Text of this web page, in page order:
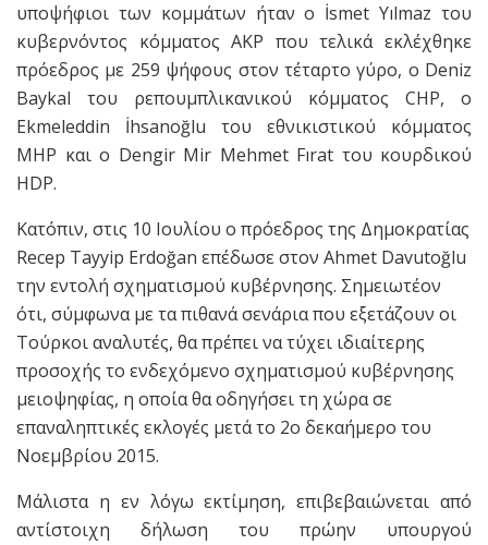
υποψήφιοι των κομμάτων ήταν ο İsmet Yılmaz του
κυβερνόντος κόμματος AKΡ που τελικά εκλέχθηκε
πρόεδρος με 259 ψήφους στον τέταρτο γύρο, ο Deniz
Baykal του ρεπουμπλικανικού κόμματος CHP, ο
Ekmeleddin İhsanoğlu του εθνικιστικού κόμματος
ΜΗΡ και ο Dengir Mir Mehmet Fırat του κουρδικού
HDP.
Κατόπιν, στις 10 Ιουλίου ο πρόεδρος της Δημοκρατίας
Recep Tayyip Erdoğan επέδωσε στον Ahmet Davutoğlu
την εντολή σχηματισμού κυβέρνησης. Σημειωτέον
ότι, σύμφωνα με τα πιθανά σενάρια που εξετάζουν οι
Τούρκοι αναλυτές, θα πρέπει να τύχει ιδιαίτερης
προσοχής το ενδεχόμενο σχηματισμού κυβέρνησης
μειοψηφίας, η οποία θα οδηγήσει τη χώρα σε
επαναληπτικές εκλογές μετά το 2ο δεκαήμερο του
Νοεμβρίου 2015.
Μάλιστα η εν λόγω εκτίμηση, επιβεβαιώνεται από
αντίστοιχη δήλωση του πρώην υπουργού